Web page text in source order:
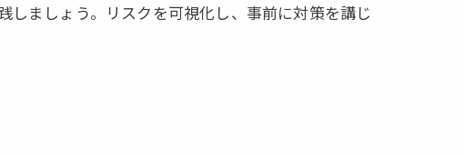
ましょう。リスクを可視化し、事前に対策を講じ